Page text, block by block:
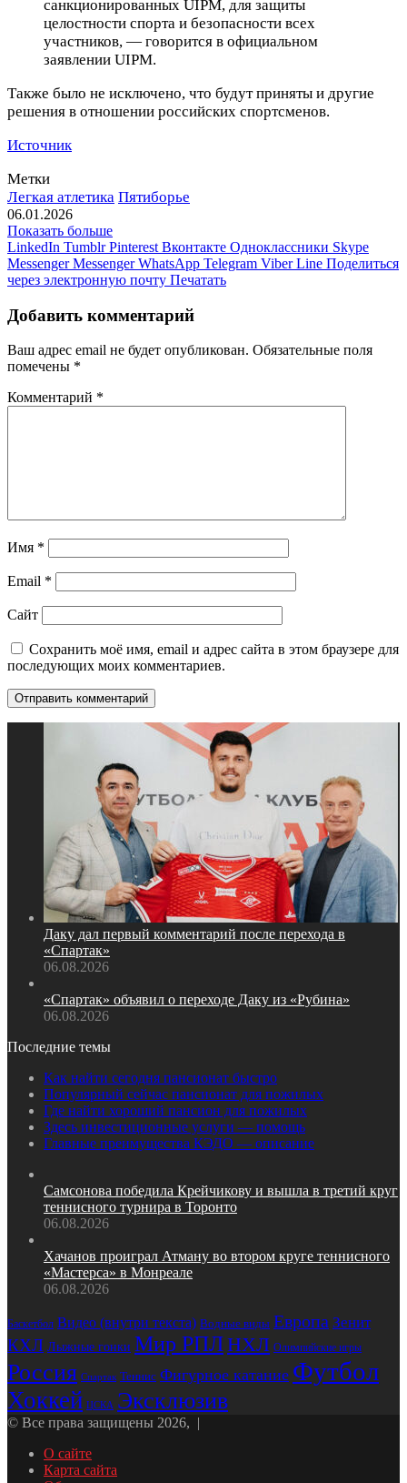
санкционированных UIPM, для защиты
целостности спорта и безопасности всех
участников, — говорится в официальном
заявлении UIPM.
Также было не исключено, что будут приняты и другие
решения в отношении российских спортсменов.
Источник
Метки
Легкая атлетика Пятиборье
06.01.2026
Показать больше
LinkedIn Tumblr Pinterest Вконтакте Одноклассники Skype
Messenger Messenger WhatsApp Telegram Viber Line Поделиться
через электронную почту Печатать
Добавить комментарий
Ваш адрес email не будет опубликован. Обязательные поля
помечены *
Комментарий *
Имя *
Email *
Сайт
Сохранить моё имя, email и адрес сайта в этом браузере для
последующих моих комментариев.
Даку дал первый комментарий после перехода в
«Спартак»
06.08.2026
«Спартак» объявил о переходе Даку из «Рубина»
06.08.2026
Последние темы
Как найти сегодня пансионат быстро
Популярный сейчас пансионат для пожилых
Где найти хороший пансион для пожилых
Здесь инвестиционные услуги — помощь
Главные преимущества КЭДО — описание
Самсонова победила Крейчикову и вышла в третий круг
теннисного турнира в Торонто
06.08.2026
Хачанов проиграл Атману во втором круге теннисного
«Мастерса» в Монреале
06.08.2026
Баскетбол Видео (внутри текста) Водные виды Европа Зенит
КХЛ Лыжные гонки Мир РПЛНХЛ Олимпийские игры
Россия Спартак Теннис Фигурное катание Футбол
Хоккей ЦСКА Эксклюзив
© Все права защищены 2026, |
О сайте
Карта сайта